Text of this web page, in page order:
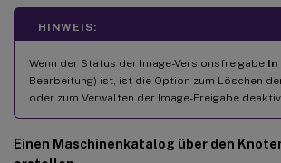
HINWEIS:
Wenn der Status der Image-Versionsfreigabe In
Bearbeitung) ist, ist die Option zum Löschen
oder zum Verwalten der Image-Freigabe
Einen Maschinenkatalog über den